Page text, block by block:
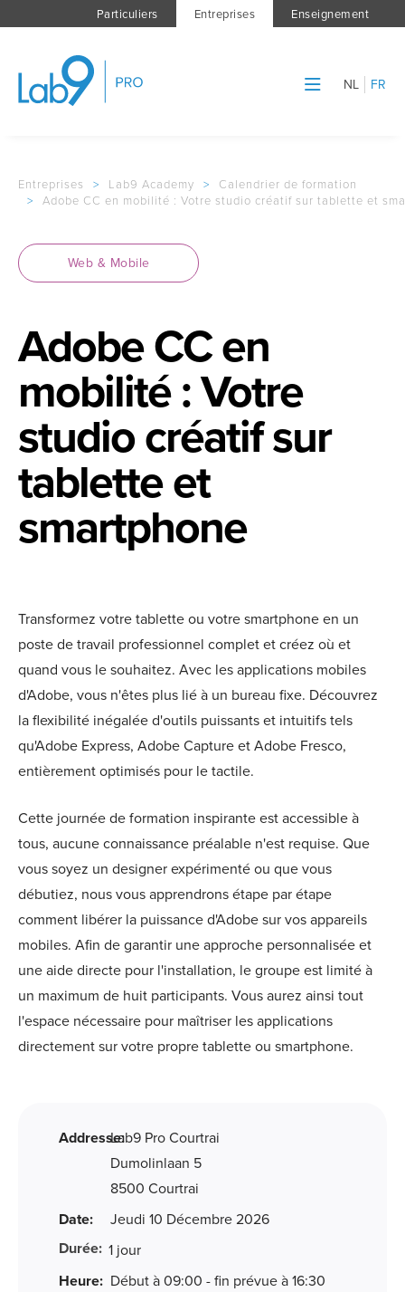
Particuliers Entreprises Enseignement
NL FR
Entreprises > Lab9 Academy >
Calendrier de formation
> Adobe CC en mobilité : Votre studio créatif sur tablette et
Web & Mobile
Adobe CC en
mobilité : Votre
studio créatif sur
tablette et
smartphone
Transformez votre tablette ou votre smartphone en un
poste de travail professionnel complet et créez où et
quand vous le souhaitez. Avec les applications mobiles
d'Adobe, vous n'êtes plus lié à un bureau fixe. Découvrez
la flexibilité inégalée d'outils puissants et intuitifs tels
qu'Adobe Express, Adobe Capture et Adobe Fresco,
entièrement optimisés pour le tactile.
Cette journée de formation inspirante est accessible à
tous, aucune connaissance préalable n'est requise. Que
vous soyez un designer expérimenté ou que vous
débutiez, nous vous apprendrons étape par étape
comment libérer la puissance d'Adobe sur vos appareils
mobiles. Afin de garantir une approche personnalisée et
une aide directe pour l'installation, le groupe est limité à
un maximum de huit participants. Vous aurez ainsi tout
l'espace nécessaire pour maîtriser les applications
directement sur votre propre tablette ou smartphone.
Addresse:Lab9 Pro Courtrai
Dumolinlaan 5
8500 Courtrai
Date:
Jeudi 10 Décembre 2026
Durée: 1 jour
Heure: Début à 09:00 - fin prévue à 16:30